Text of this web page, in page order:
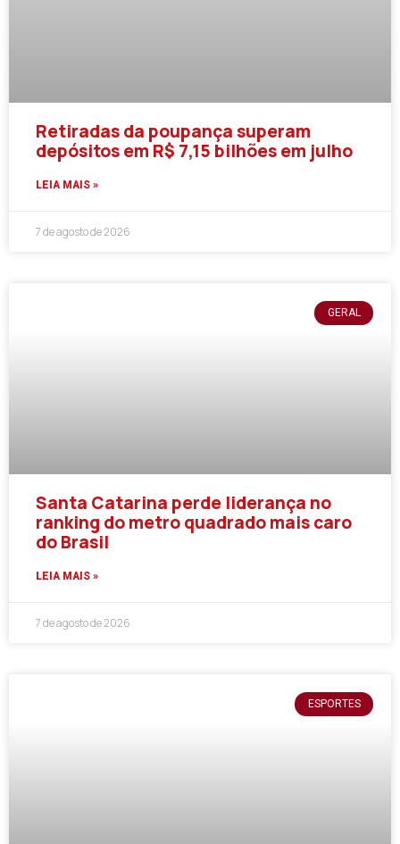
Retiradas da poupança superam
depósitos em R$ 7,15 bilhões em julho
LEIA MAIS »
7 de agosto de 2026
GERAL
Santa Catarina perde liderança no
ranking do metro quadrado mais caro
do Brasil
LEIA MAIS »
7 de agosto de 2026
ESPORTES